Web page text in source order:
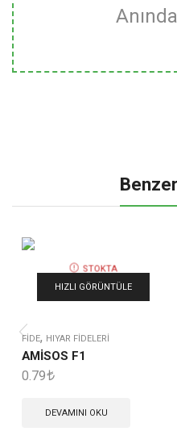
STOKTA
YOK
HIZLI GÖRÜNTÜLE
FIDE, HIYAR FIDELERI
AMİSOS F1
0.79
DEVAMINI OKU